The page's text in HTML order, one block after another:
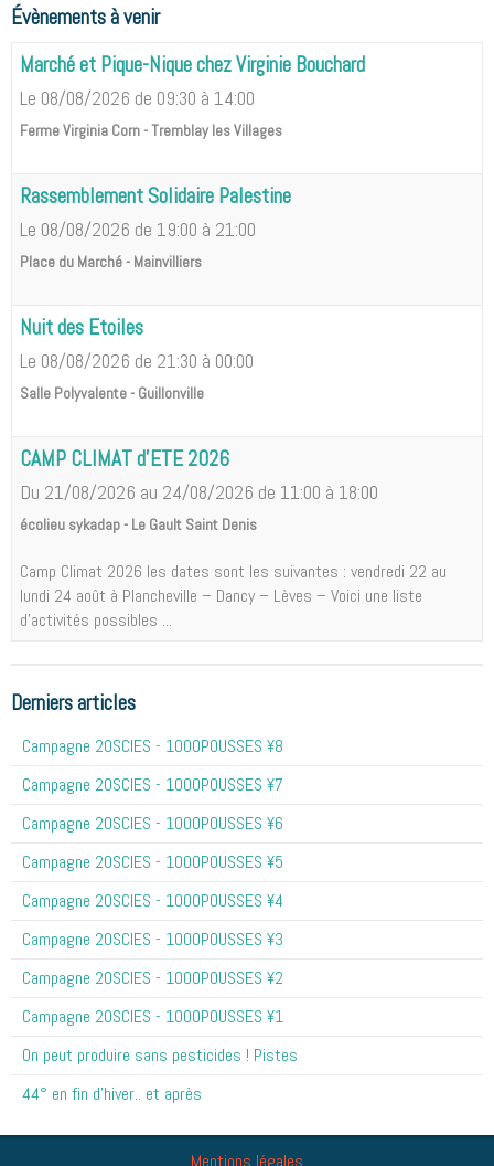
Évènements à venir
Marché et Pique-Nique chez Virginie Bouchard
Le 08/08/2026 de 09:30 à 14:00
Ferme Virginia Corn - Tremblay les Villages
Rassemblement Solidaire Palestine
Le 08/08/2026 de 19:00 à 21:00
Place du Marché - Mainvilliers
Nuit des Etoiles
Le 08/08/2026 de 21:30 à 00:00
Salle Polyvalente - Guillonville
CAMP CLIMAT d'ETE 2026
Du 21/08/2026 au 24/08/2026 de 11:00 à 18:00
écolieu sykadap - Le Gault Saint Denis
Camp Climat 2026 les dates sont les suivantes : vendredi 22 au
lundi 24 août à Plancheville – Dancy – Lèves – Voici une liste
d'activités possibles ...
Derniers articles
Campagne 20SCIES - 1OOOPOUSSES ¥8
Campagne 20SCIES - 1OOOPOUSSES ¥7
Campagne 20SCIES - 1OOOPOUSSES ¥6
Campagne 20SCIES - 1OOOPOUSSES ¥5
Campagne 20SCIES - 1OOOPOUSSES ¥4
Campagne 20SCIES - 1OOOPOUSSES ¥3
Campagne 20SCIES - 1OOOPOUSSES ¥2
Campagne 20SCIES - 1OOOPOUSSES ¥1
On peut produire sans pesticides ! Pistes
44° en fin d'hiver.. et après